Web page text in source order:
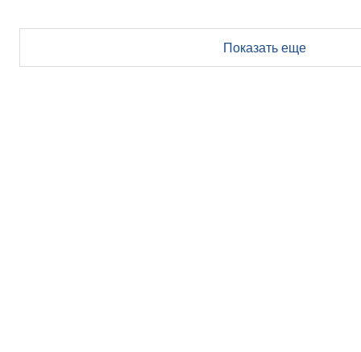
Показать еще